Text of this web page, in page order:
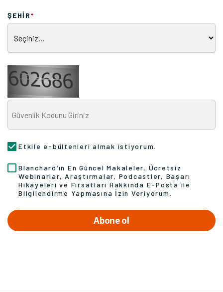
ŞEHİR*
Etkile e-bültenleri almak istiyorum.
Blanchard’ın En Güncel Makaleler, Ücretsiz
Webinarlar, Araştırmalar, Podcastler, Başarı
Hikayeleri ve Fırsatları Hakkında E-Posta ile
Bilgilendirme Yapmasına İzin Veriyorum.
Abone ol